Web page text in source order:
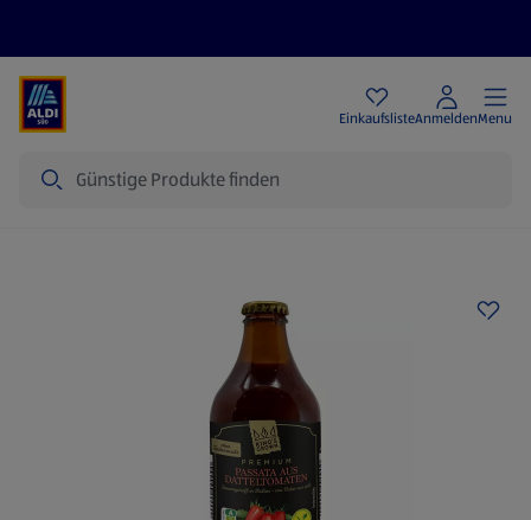
EinkaufslisteAnmeldenMenu